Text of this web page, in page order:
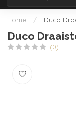
Home / Duco
Duco
(0)